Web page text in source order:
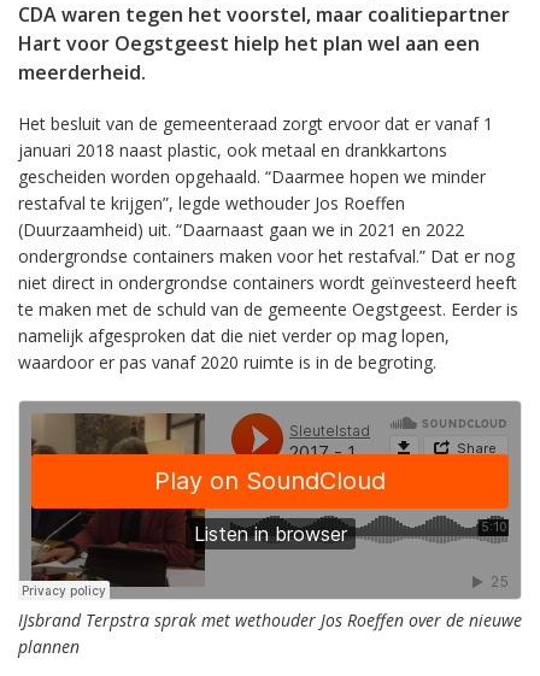
CDA waren tegen het voorstel, maar coalitiepartner
Hart voor Oegstgeest hielp het plan wel aan een
meerderheid.
Het besluit van de gemeenteraad zorgt ervoor dat er vanaf 1
januari 2018 naast plastic, ook metaal en drankkartons
gescheiden worden opgehaald. “Daarmee hopen we minder
restafval te krijgen”, legde wethouder Jos Roeffen
(Duurzaamheid) uit. “Daarnaast gaan we in 2021 en 2022
ondergrondse containers maken voor het restafval.” Dat er nog
niet direct in ondergrondse containers wordt geïnvesteerd heeft
te maken met de schuld van de gemeente Oegstgeest. Eerder is
namelijk afgesproken dat die niet verder op mag lopen,
waardoor er pas vanaf 2020 ruimte is in de begroting.
IJsbrand Terpstra sprak met wethouder Jos Roeffen over de nieuwe
plannen